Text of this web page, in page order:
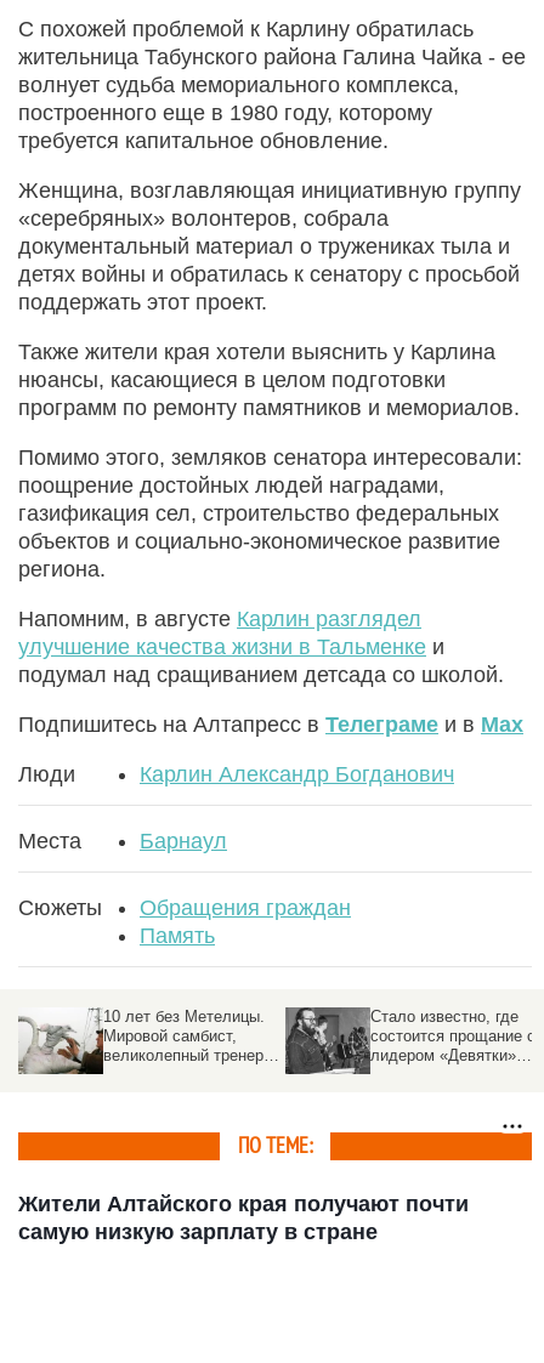
С похожей проблемой к Карлину обратилась
жительница Табунского района Галина Чайка - ее
волнует судьба мемориального комплекса,
построенного еще в 1980 году, которому
требуется капитальное обновление.
Женщина, возглавляющая инициативную группу
«серебряных» волонтеров, собрала
документальный материал о тружениках тыла и
детях войны и обратилась к сенатору с просьбой
поддержать этот проект.
Также жители края хотели выяснить у Карлина
нюансы, касающиеся в целом подготовки
программ по ремонту памятников и мемориалов.
Помимо этого, земляков сенатора интересовали:
поощрение достойных людей наградами,
газификация сел, строительство федеральных
объектов и социально-экономическое развитие
региона.
Напомним, в августе Карлин разглядел
улучшение качества жизни в Тальменке и
подумал над сращиванием детсада со школой.
Подпишитесь на Алтапресс в Телеграме и в Max
Люди Карлин Александр Богданович
Места Барнаул
Сюжеты
Обращения граждан
Память
Стало известно, где
состоится прощание с
лидером «Девятки»
Последняя в этом году
родительская суббота
выпала на 1 ноября.
ПО ТЕМЕ:
Жители Алтайского края получают почти
самую низкую зарплату в стране